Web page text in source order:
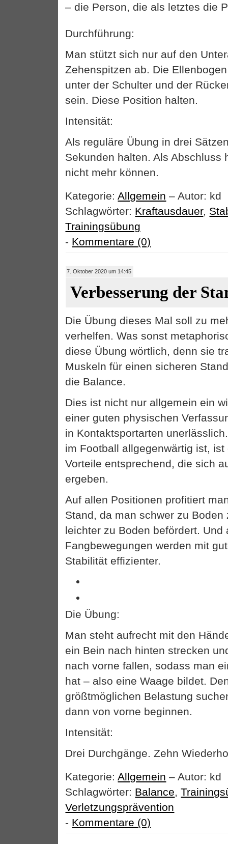
– die Person, die als letztes die
Durchführung:
Man stützt sich nur auf den
Zehenspitzen ab. Die
unter der Schulter und der
sein. Diese Position halten.
Intensität:
Als reguläre Übung in drei
Sekunden halten. Als Abschluss
nicht mehr können.
Kategorie:Allgemein – Autor: kd
Schlagwörter: Kraftausdauer,
Trainingsübung
- Kommentare (0)
7. Oktober 2020 um 14:45
Verbesserung der
Die Übung dieses Mal soll zu
verhelfen. Was sonst
diese Übung wörtlich, denn sie
Muskeln für einen sicheren
die Balance.
Dies ist nicht nur allgemein ein
einer guten physischen
in Kontaktsportarten
im Football allgegenwärtig ist,
Vorteile entsprechend, die sich
ergeben.
Auf allen Positionen profitiert
Stand, da man schwer zu
leichter zu Boden befördert. Und
Fangbewegungen werden mit
Stabilität effizienter.
Die Übung:
Man steht aufrecht mit den
ein Bein nach hinten strecken
nach vorne fallen, sodass man
hat – also eine Waage bildet.
größtmöglichen Belastung
dann von vorne beginnen.
Intensität:
Drei Durchgänge. Zehn
Kategorie:Allgemein – Autor: kd
Schlagwörter: Balance,
Verletzungsprävention
- Kommentare (0)